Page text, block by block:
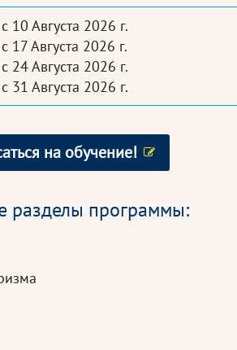
с 10 Августа 2026 г.
с 17 Августа 2026 г.
с 24 Августа 2026 г.
с 31 Августа 2026 г.
на обучение!
разделы программы: